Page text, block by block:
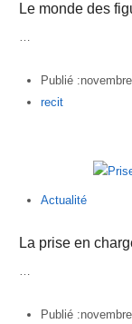
Le monde des
…
Publié :
Author
recit
Actualité
La prise en
…
Publié :